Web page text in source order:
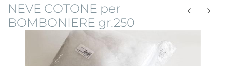
NEVE COTONE per
BOMBONIERE gr.250